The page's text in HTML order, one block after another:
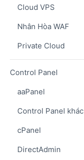
Cloud VPS
Nhân Hòa WAF
Private Cloud
Control Panel
aaPanel
Control Panel khác
cPanel
DirectAdmin